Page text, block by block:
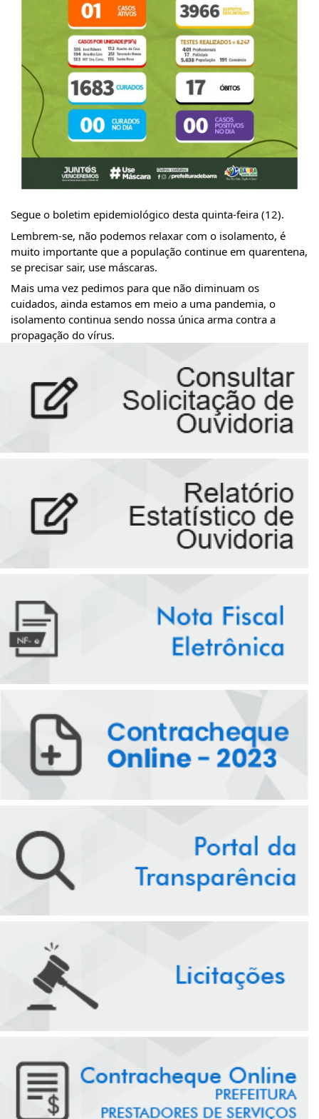
Segue o boletim epidemiológico desta quinta-feira (12).
Lembrem-se, não podemos relaxar com o isolamento, é
muito importante que a população continue em quarentena,
se precisar sair, use máscaras.
Mais uma vez pedimos para que não diminuam os
cuidados, ainda estamos em meio a uma pandemia, o
isolamento continua sendo nossa única arma contra a
propagação do vírus.